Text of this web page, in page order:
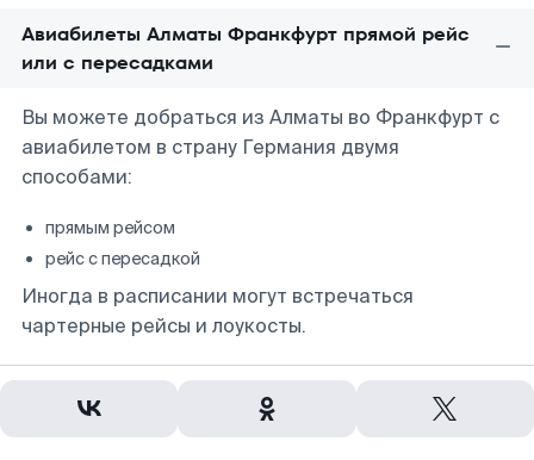
Авиабилеты Алматы Франкфурт прямой рейс
или с пересадками
Вы можете добраться из Алматы во Франкфурт с
авиабилетом в страну Германия двумя
способами:
прямым рейсом
рейс с пересадкой
Иногда в расписании могут встречаться
чартерные рейсы и лоукосты.